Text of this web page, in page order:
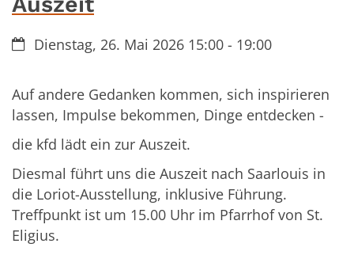
Datum:Dienstag, 26. Mai 2026 15:00 - 19:00
Auf andere Gedanken kommen, sich inspirieren
lassen, Impulse bekommen, Dinge entdecken -
die kfd lädt ein zur Auszeit.
Diesmal führt uns die Auszeit nach Saarlouis in
die Loriot-Ausstellung, inklusive Führung.
Treffpunkt ist um 15.00 Uhr im Pfarrhof von St.
Eligius.